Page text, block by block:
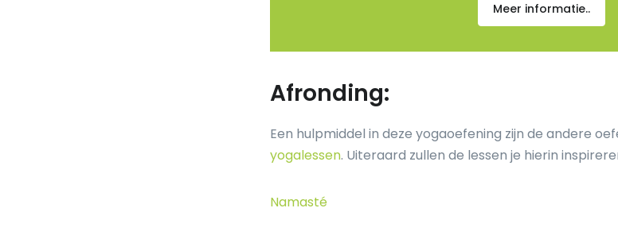
Meer informatie..
Afronding:
Een hulpmiddel in deze yogaoefening zijn de andere
yogalessen. Uiteraard zullen de lessen je hierin
Namasté